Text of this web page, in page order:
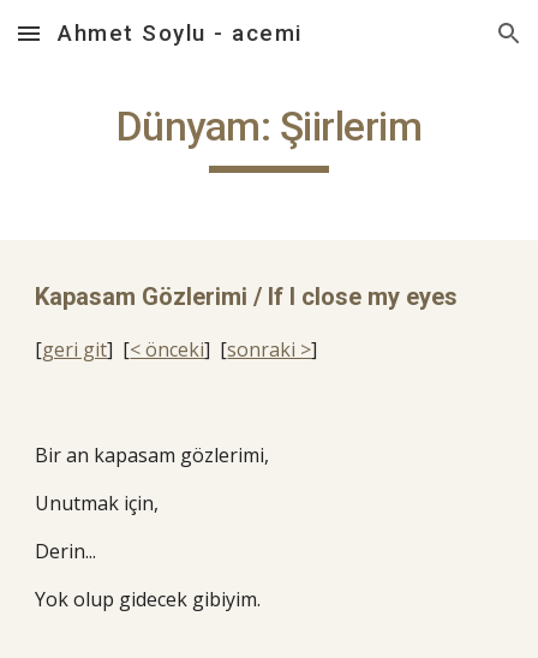
Skip to main content Skip to navigation
Ahmet Soylu - acemi
Dünyam: Şiirlerim
Kapasam Gözlerimi / If I close my eyes
[geri git] [< önceki] [sonraki >]
Bir an kapasam gözlerimi,
Unutmak için,
Derin...
Yok olup gidecek gibiyim.